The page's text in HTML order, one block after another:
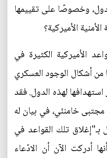
وخصوصًا على تقييمها
الأميركية؟
الأميركية الكثيرة في
من أشكال الوجود العسكري
استهدافها لهذه الدول. فقد
خامنئي، في بيان له
بـ"إغلاق تلك القواعد في
أدركت الآن أن الادّعاء